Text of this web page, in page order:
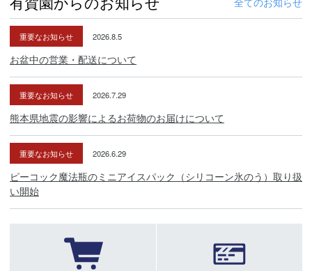
重要なお知らせ 2026.8.5
お盆中の営業・配送について
重要なお知らせ 2026.7.29
熊本県地震の影響によるお荷物のお届けについて
重要なお知らせ 2026.6.29
ピーコック魔法瓶のミニアイスパック（シリコーン氷のう）取り扱
い開始